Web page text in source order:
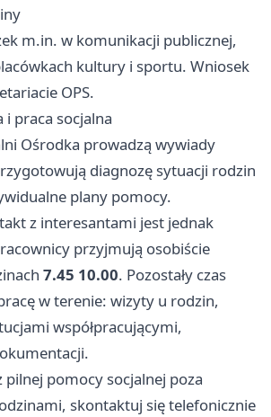
m.in. w komunikacji publicznej,
kultury i sportu. Wniosek
OPS.
i praca socjalna
Ośrodka prowadzą wywiady
diagnozę sytuacji rodzin
plany pomocy.
z interesantami jest jednak
przyjmują osobiście
7.45 10.00. Pozostały czas
w terenie: wizyty u rodzin,
współpracującymi,
pilnej pomocy socjalnej poza
skontaktuj się telefonicznie